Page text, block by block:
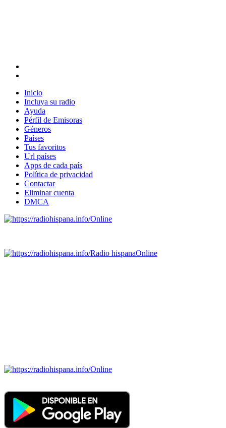
Inicio
Incluya su radio
Ayuda
Pérfil de Emisoras
Géneros
Países
Tus favoritos
Url países
Apps de cada país
Política de privacidad
Contactar
Eliminar cuenta
DMCA
Online
Radio hispanaOnline
Online